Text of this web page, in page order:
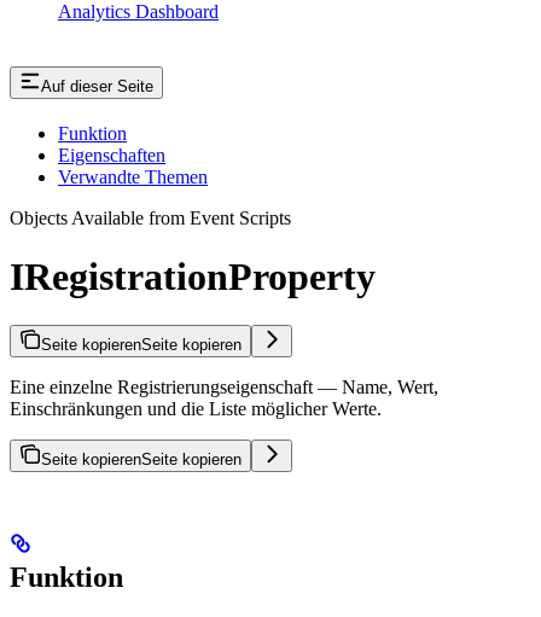
Analytics Dashboard
Auf dieser Seite
Funktion
Eigenschaften
Verwandte Themen
Objects Available from Event Scripts
IRegistrationProperty
Seite kopierenSeite kopieren
Eine einzelne Registrierungseigenschaft — Name, Wert,
Einschränkungen und die Liste möglicher Werte.
Seite kopierenSeite kopieren
Funktion